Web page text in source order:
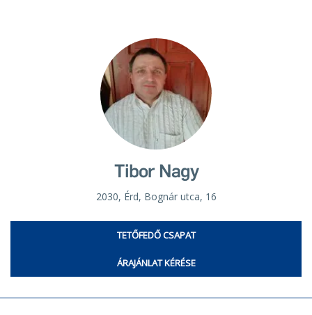
Tibor Nagy
2030, Érd, Bognár utca, 16
TETŐFEDŐ CSAPAT
ÁRAJÁNLAT KÉRÉSE